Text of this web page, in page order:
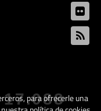
17.088
para ofrecerle una